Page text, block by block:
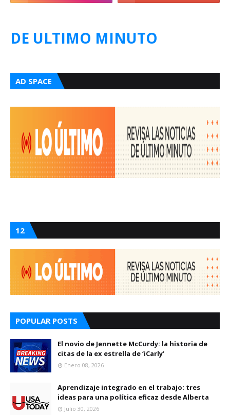
DE ULTIMO MINUTO
AD SPACE
12
POPULAR POSTS
El novio de Jennette McCurdy: la historia de
citas de la ex estrella de ‘iCarly’
Enero 08, 2026
Aprendizaje integrado en el trabajo: tres
ideas para una política eficaz desde Alberta
Julio 30, 2026